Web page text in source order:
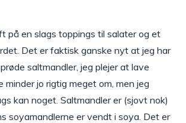
på en slags toppings til salater og et
Det er faktisk ganske nyt at jeg har
saltmandler, jeg plejer at lave
minder jo rigtig meget om, men jeg
kan noget. Saltmandler er (sjovt nok)
soyamandlerne er vendt i soya. Det er